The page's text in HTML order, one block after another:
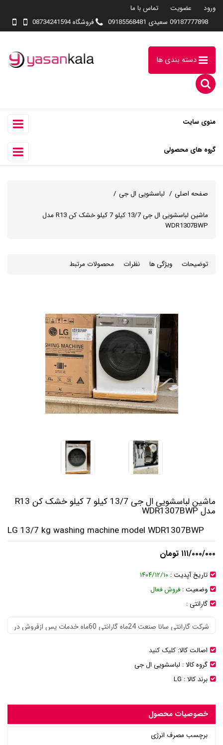
ورود عضویت
تماس با ما
09187777898 سعیدی 09185568481
فروشگاه 08734241594
دسته بندی ها
منوی سایت
گروه های محصولی
صفحه اصلی لباسشویی ال جی
ماشین لباسشویی ال جی 13/7 کیلو 7 کیلو خشک کن R13 مدل
WDR1307BWP
توضیحات ویژگی ها نظرات محصولات مرتبط
ماشین لباسشویی ال جی 13/7 کیلو 7 کیلو خشک کن R13
مدل WDR1307BWP
LG 13/7 kg washing machine model WDR1307BWP
۱۱۱/۰۰۰/۰۰۰ تومان
تاریخ آپدیت : ۱۴۰۴/۱۲/۱۰
وضعیت : فروش فعال
گارانتی :
اصالت کالا: کلیک کنید
گروه کالا : لباسشویی ال جی
برند کالا : LG
خصوصیات محصول
برچسب مصرف انرژی